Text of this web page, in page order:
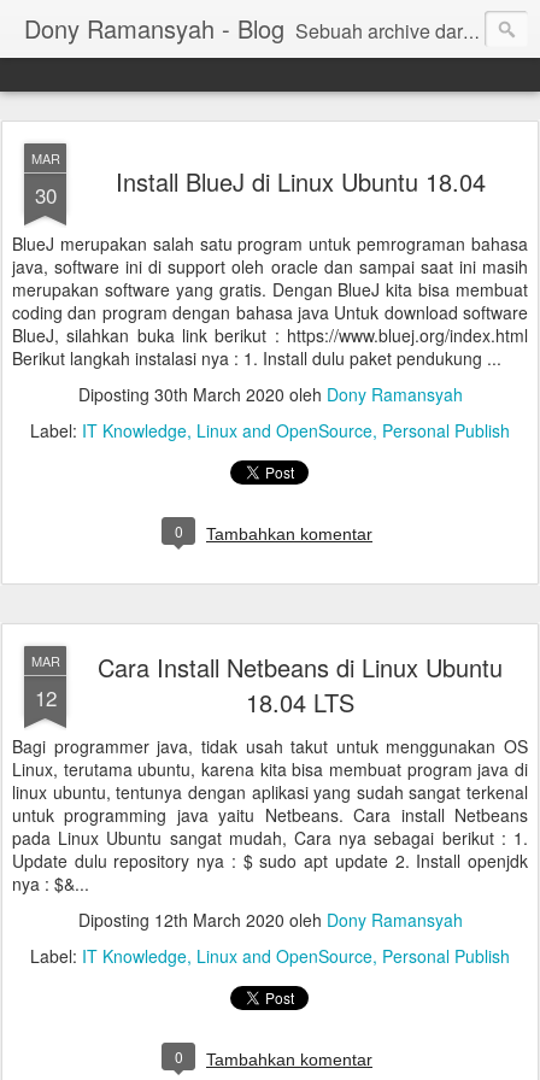
Dony Ramansyah - Blog Sebuah archive dari kehidupan - log dari perjalanan dan tujuan | Fell Free ... ( archive of live, log of journey and target | Fell Free ...)
MAR
30 Install BlueJ di Linux Ubuntu 18.04
BlueJ merupakan salah satu program untuk pemrograman bahasa
java, software ini di support oleh oracle dan sampai saat ini masih
merupakan software yang gratis. Dengan BlueJ kita bisa membuat
coding dan program dengan bahasa java Untuk download software
BlueJ, silahkan buka link berikut : https://www.bluej.org/index.html
Berikut langkah instalasi nya : 1. Install dulu paket pendukung ...
Diposting 30th March 2020 oleh Dony Ramansyah
Label: IT Knowledge Linux and OpenSource Personal Publish
0 Tambahkan komentar
MAR
12
Cara Install Netbeans di Linux Ubuntu
18.04 LTS
Bagi programmer java, tidak usah takut untuk menggunakan OS
Linux, terutama ubuntu, karena kita bisa membuat program java di
linux ubuntu, tentunya dengan aplikasi yang sudah sangat terkenal
untuk programming java yaitu Netbeans. Cara install Netbeans
pada Linux Ubuntu sangat mudah, Cara nya sebagai berikut : 1.
Update dulu repository nya : $ sudo apt update 2. Install openjdk
nya : $&...
Diposting 12th March 2020 oleh Dony Ramansyah
Label: IT Knowledge Linux and OpenSource Personal Publish
0 Tambahkan komentar